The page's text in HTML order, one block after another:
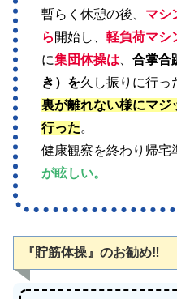
暫らく休憩の後、 マシ
ら 開始し、 軽負荷マシ
に集団体操は
合掌合
き）を久し振りに行っ
裏が離れない様にマジ
行った。
健康観察を終わり帰宅
が眩しい。
『貯筋体操』のお勧め‼